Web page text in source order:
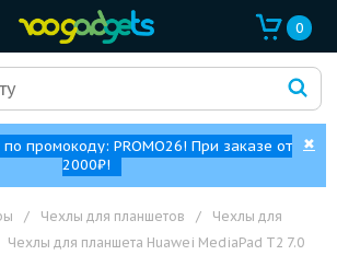
0
промокоду: PROMO26! При заказе от
2000₽!
✖
/ Чехлы для планшетов /
Чехлы для
Чехлы для планшета Huawei MediaPad T2 7.0